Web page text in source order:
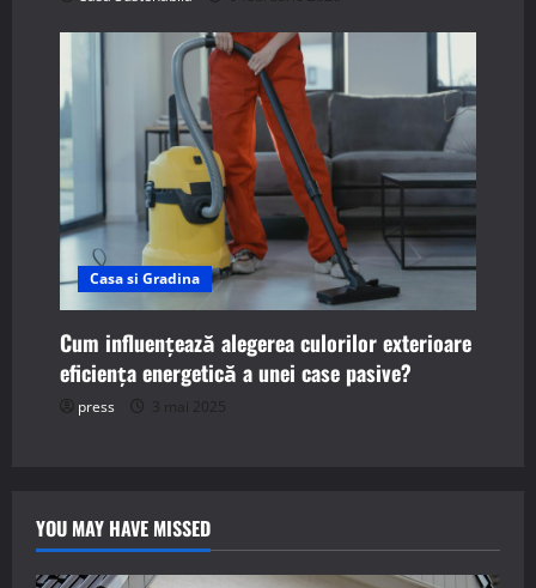
Casa si Gradina
Cum influențează alegerea culorilor exterioare
eficiența energetică a unei case pasive?
press 3 mai 2025
YOU MAY HAVE MISSED